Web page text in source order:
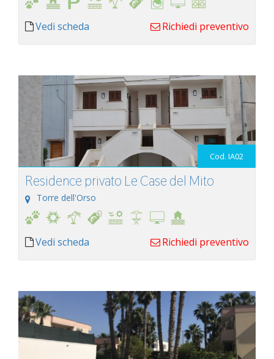
Vedi scheda Richiedi preventivo
Cod. IA02
Residence privato Le Case del Mito
Torre dell'Orso
Vedi scheda Richiedi preventivo